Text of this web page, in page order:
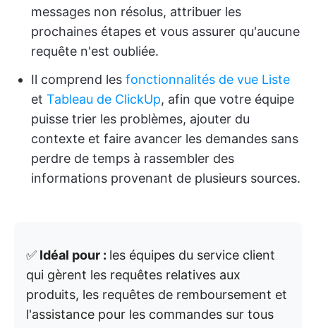
messages non résolus, attribuer les
prochaines étapes et vous assurer qu'aucune
requête n'est oubliée.
Il comprend les fonctionnalités de vue Liste
et Tableau de ClickUp, afin que votre équipe
puisse trier les problèmes, ajouter du
contexte et faire avancer les demandes sans
perdre de temps à rassembler des
informations provenant de plusieurs sources.
✅ Idéal pour : les équipes du service client
qui gèrent les requêtes relatives aux
produits, les requêtes de remboursement et
l'assistance pour les commandes sur tous